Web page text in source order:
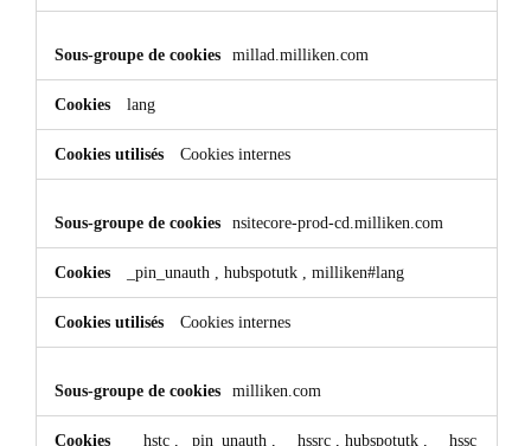
millad.milliken.com
lang
Cookies internes
nsitecore-prod-cd.milliken.com
_pin_unauth hubspotutk milliken#lang
Cookies internes
milliken.com
__hstc _pin_unauth __hssrc hubspotutk __hssc